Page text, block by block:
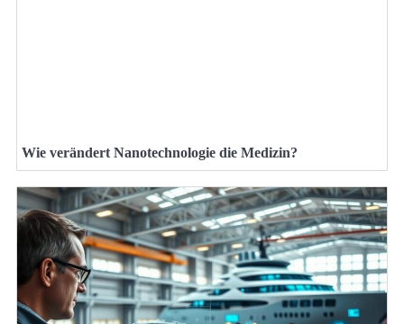
Wie verändert Nanotechnologie die Medizin?